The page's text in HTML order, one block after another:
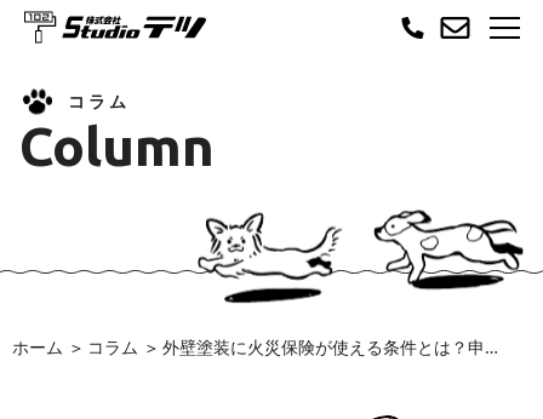
コラム
Column
ホーム コラム 外壁塗装に火災保険が使える条件とは？申請の6ステップと見落としがちな注意点